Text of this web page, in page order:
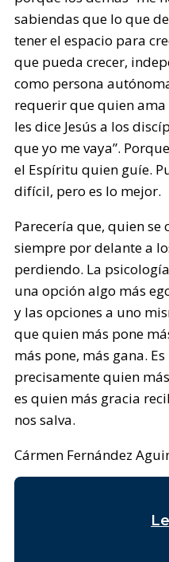
sabiendas que lo que
tener el espacio para
que pueda crecer,
como persona
requerir que quien ama
les dice Jesús a los
que yo me vaya”.
el Espíritu quien guíe.
difícil, pero es lo mejor.
Parecería que, quien se
siempre por delante a
perdiendo. La
una opción algo más
y las opciones a uno
que quien más pone
más pone, más gana.
precisamente quien
es quien más gracia
nos salva.
Cármen Fernández